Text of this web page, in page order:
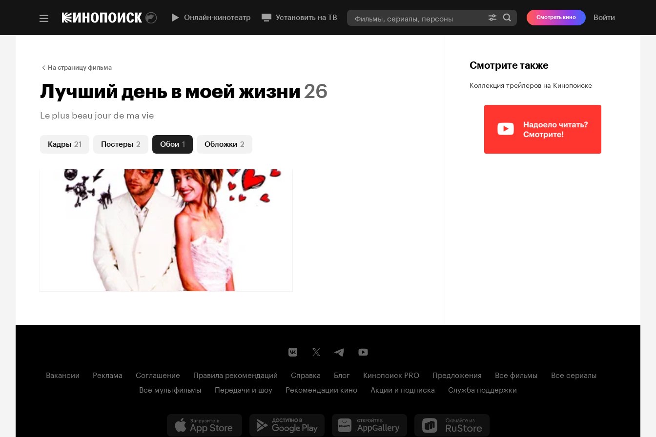
Онлайн-кинотеатр Установить на ТВ Смотреть кино Войти
На страницу фильма
Лучший день в моей жизни26
Le plus beau jour de ma vie
Кадры 21 Постеры 2 Обои 1 Обложки 2
Смотрите также
Коллекция трейлеров на Кинопоиске
Вакансии Реклама Соглашение Правила рекомендаций Справка Блог Кинопоиск PRO Предложения Все фильмы
Все сериалы
Все мультфильмы
Передачи и шоу Рекомендации кино Акции и подписка Служба поддержки